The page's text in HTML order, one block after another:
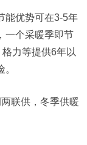
能优势可在3-5年
一个采暖季即节
力等提供6年以
联供，冬季供暖